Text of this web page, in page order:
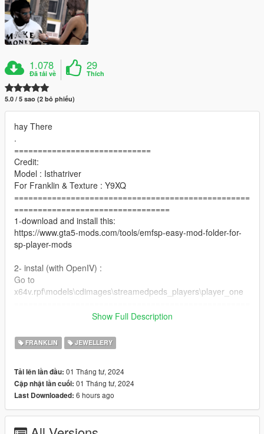
1.078
Đã tải về
29
Thích
5.0 / 5 sao (2 bỏ phiếu)
hay There
.
=============================
Credit:
Model : Isthatriver
For Franklin & Texture : Y9XQ
==================================================
=================================
1-download and install this:
https://www.gta5-mods.com/tools/emfsp-easy-mod-folder-for-
sp-player-mods
2- instal (with OpenIV) :
Go to
x64v.rpf\models\cdimages\streamedpeds_players\player_one
chain-for-mp-male-mp-female
==================================================
if you want any Help
Discord:
GOAT#5697
.
Show Full Description
FRANKLIN JEWELLERY
Tải lên lần đầu: 01 Tháng tư, 2024
Cập nhật lần cuối: 01 Tháng tư, 2024
Last Downloaded: 6 hours ago